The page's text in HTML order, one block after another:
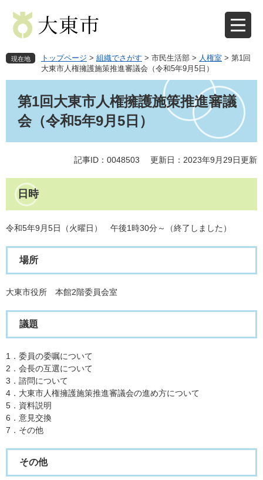
先
で
を
ば
へ
現在地 トップページ > 組織でさがす > 市民生活部 > 人権室 > 第1回
大東市人権擁護施策推進審議会（令和5年9月5日）
第1回大東市人権擁護施策推進審議
会（令和5年9月5日）
記事ID：0048503 更新日：2023年9月29日更新
日時
令和5年9月5日（火曜日） 午後1時30分～（終了しました）
場所
大東市役所 本館2階委員会室
議題
1．委員の委嘱について
2．会長の互選について
3．諮問について
4．大東市人権擁護施策推進審議会の進め方について
5．資料説明
6．意見交換
7．その他
その他